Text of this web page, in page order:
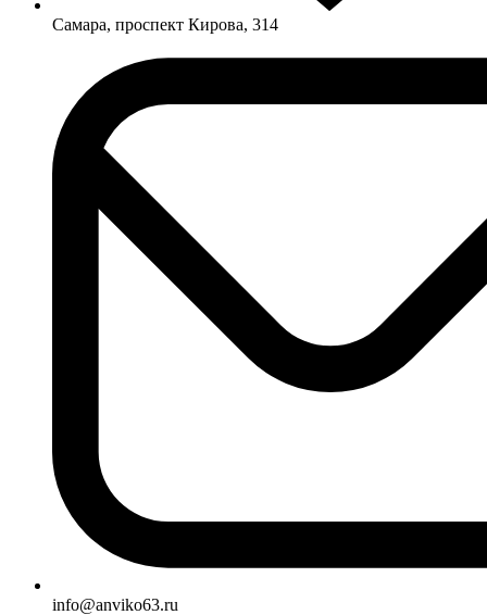
Самара, проспект Кирова, 314
info@anviko63.ru